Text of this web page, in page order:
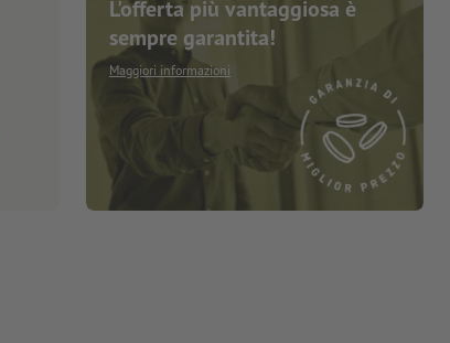
L'offerta più vantaggiosa è
sempre garantita!
Maggiori informazioni